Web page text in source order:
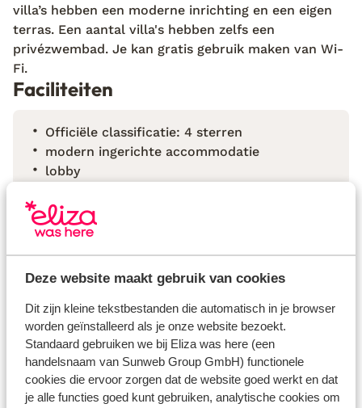
Deze website maakt gebruik van cookies
Dit zijn kleine tekstbestanden die automatisch in je browser
worden geïnstalleerd als je onze website bezoekt.
Standaard gebruiken we bij Eliza was here (een
handelsnaam van Sunweb Group GmbH) functionele
cookies die ervoor zorgen dat de website goed werkt en dat
je alle functies goed kunt gebruiken, analytische cookies om
Nieuwsgierig kijk ik rond en zie ik een heerlijke fles
Griekse wijn staan. Dat maakt het plaatje compleet.
villa’s hebben een moderne inrichting en een eigen
terras. Een aantal villa's hebben zelfs een
privézwembad. Je kan gratis gebruik maken van Wi-
Fi.
Faciliteiten
Officiële classificatie: 4 sterren
modern ingerichte accommodatie
lobby
bedlinnen inclusief
handdoeken inclusief
Bekijk alle faciliteiten
Reisinformatie
Verzorging